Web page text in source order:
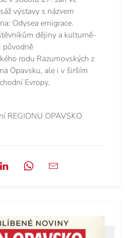
výstavy s názvem
Odysea emigrace.
dějiny a kulturně-
původně
rodu Razumovských z
Opavsku, ale i v širším
Evropy.
REGIONU OPAVSKO